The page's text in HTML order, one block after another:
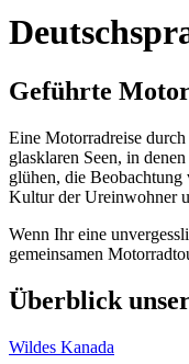
Geführte
Eine Motorradreise
glasklaren Seen, in
glühen, die
Kultur der Ureinwohner
Wenn Ihr eine
gemeinsamen
Überblick
Wildes Kanada